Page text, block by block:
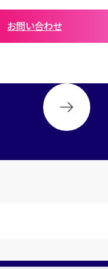
お問い合わせ